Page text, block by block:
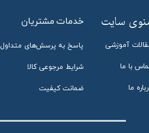
خدمات مشتریان
پاسخ به پرسش‌های متداول
شرایط مرجوعی کالا
ضمانت کیفیت
آموزشی
با ما
ما
سایت